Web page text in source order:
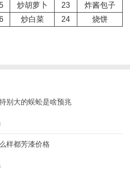
炒胡萝卜 23
炸酱包子
炒白菜 24 烧饼
别大的蜈蚣是啥预兆
样都芳漆价格